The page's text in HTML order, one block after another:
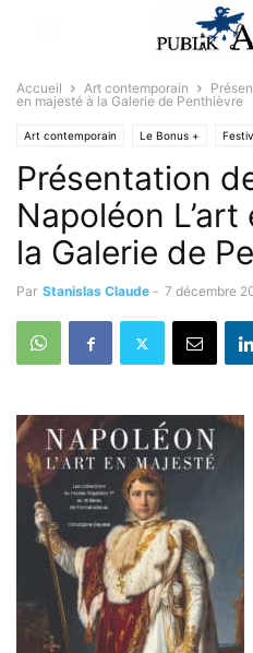
Accueil Art contemporain
en majesté à la Galerie de Penthièvre
Art contemporain Le Bonus +
Présentation
Napoléon
la Galerie de
Par Stanislas Claude - 7 décembre